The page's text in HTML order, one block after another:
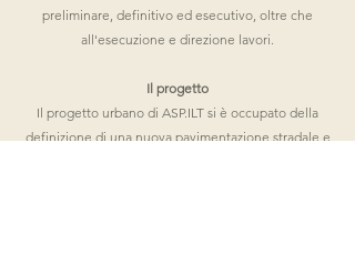
preliminare, definitivo ed esecutivo, oltre che
all'esecuzione e direzione lavori.
Il progetto
Il progetto urbano di ASP.ILT si è occupato della
definizione di una nuova pavimentazione stradale e